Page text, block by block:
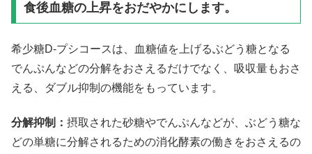
食後血糖の上昇をおだやかにします。
希少糖D-プシコースは、血糖値を上げるぶどう糖となる
でんぷんなどの分解をおさえるだけでなく、吸収量もおさ
える、ダブル抑制の機能をもっています。
分解抑制： 摂取された砂糖やでんぷんなどが、ぶどう糖な
どの単糖に分解されるための消化酵素の働きをおさえるの